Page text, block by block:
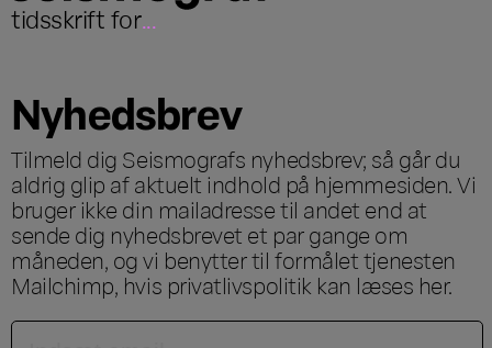
tidsskrift for...
Nyhedsbrev
Tilmeld dig Seismografs nyhedsbrev; så går du
aldrig glip af aktuelt indhold på hjemmesiden. Vi
bruger ikke din mailadresse til andet end at
sende dig nyhedsbrevet et par gange om
måneden, og vi benytter til formålet tjenesten
Mailchimp, hvis privatlivspolitik kan læses her.